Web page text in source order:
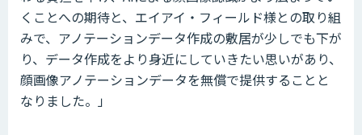
くことへの期待と、エイアイ・フィールド様との取り組
みで、アノテーションデータ作成の敷居が少しでも下が
り、データ作成をより身近にしていきたい思いがあり、
顔画像アノテーションデータを無償で提供することと
なりました。」